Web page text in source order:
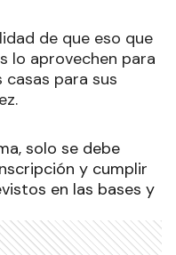
de que eso que
lo aprovechen para
casas para sus
solo se debe
y cumplir
en las bases y